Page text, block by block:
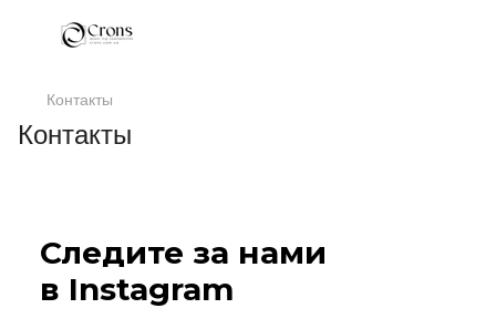
Контакты
Контакты
Следите за нами
в Instagram